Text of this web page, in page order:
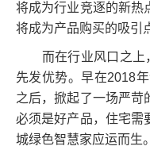
将成为行业竞逐的新热
将成为产品购买的吸引点
而在行业风口之上
先发优势。早在2018
之后，掀起了一场严苛
必须是好产品，住宅需
城绿色智慧家应运而生。